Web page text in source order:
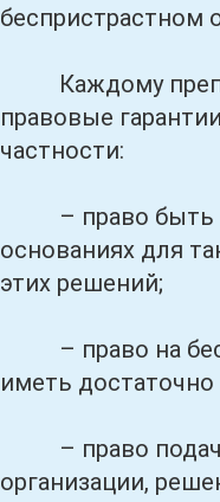
беспристрастном
Каждому
правовые
частности:
– право быть
основаниях для
этих решений;
– право на
иметь
– право подачи
организации,